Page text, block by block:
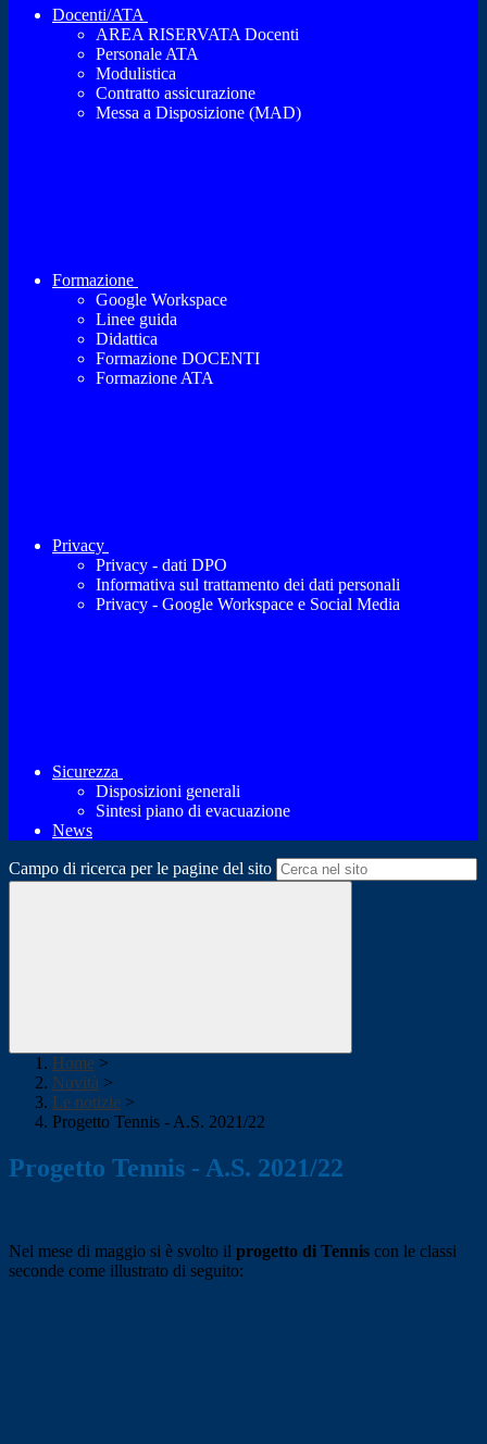
Docenti/ATA
AREA RISERVATA Docenti
Personale ATA
Modulistica
Contratto assicurazione
Messa a Disposizione (MAD)
Formazione
Google Workspace
Linee guida
Didattica
Formazione DOCENTI
Formazione ATA
Privacy
Privacy - dati DPO
Informativa sul trattamento dei dati personali
Privacy - Google Workspace e Social Media
Sicurezza
Disposizioni generali
Sintesi piano di evacuazione
News
Campo di ricerca per le pagine del sito
Home >
Novità >
Le notizie >
Progetto Tennis - A.S. 2021/22
Progetto Tennis - A.S. 2021/22
Nel mese di maggio si è svolto il progetto di Tennis con le classi
seconde come illustrato di seguito: